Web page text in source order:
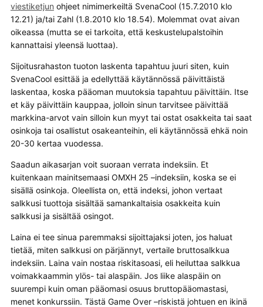
viestiketjun ohjeet nimimerkeiltä SvenaCool (15.7.2010 klo
12.21) ja/tai Zahl (1.8.2010 klo 18.54). Molemmat ovat aivan
oikeassa (mutta se ei tarkoita, että keskustelupalstoihin
kannattaisi yleensä luottaa).
Sijoitusrahaston tuoton laskenta tapahtuu juuri siten, kuin
SvenaCool esittää ja edellyttää käytännössä päivittäistä
laskentaa, koska pääoman muutoksia tapahtuu päivittäin. Itse
et käy päivittäin kauppaa, jolloin sinun tarvitsee päivittää
markkina-arvot vain silloin kun myyt tai ostat osakkeita tai saat
osinkoja tai osallistut osakeanteihin, eli käytännössä ehkä noin
20-30 kertaa vuodessa.
Saadun aikasarjan voit suoraan verrata indeksiin. Et
kuitenkaan mainitsemaasi OMXH 25 –indeksiin, koska se ei
sisällä osinkoja. Oleellista on, että indeksi, johon vertaat
salkkusi tuottoja sisältää samankaltaisia osakkeita kuin
salkkusi ja sisältää osingot.
Laina ei tee sinua paremmaksi sijoittajaksi joten, jos haluat
tietää, miten salkkusi on pärjännyt, vertaile bruttosalkkua
indeksiin. Laina vain nostaa riskitasoasi, eli heiluttaa salkkua
voimakkaammin ylös- tai alaspäin. Jos liike alaspäin on
suurempi kuin oman pääomasi osuus bruttopääomastasi,
menet konkurssiin. Tästä Game Over –riskistä johtuen en ikinä